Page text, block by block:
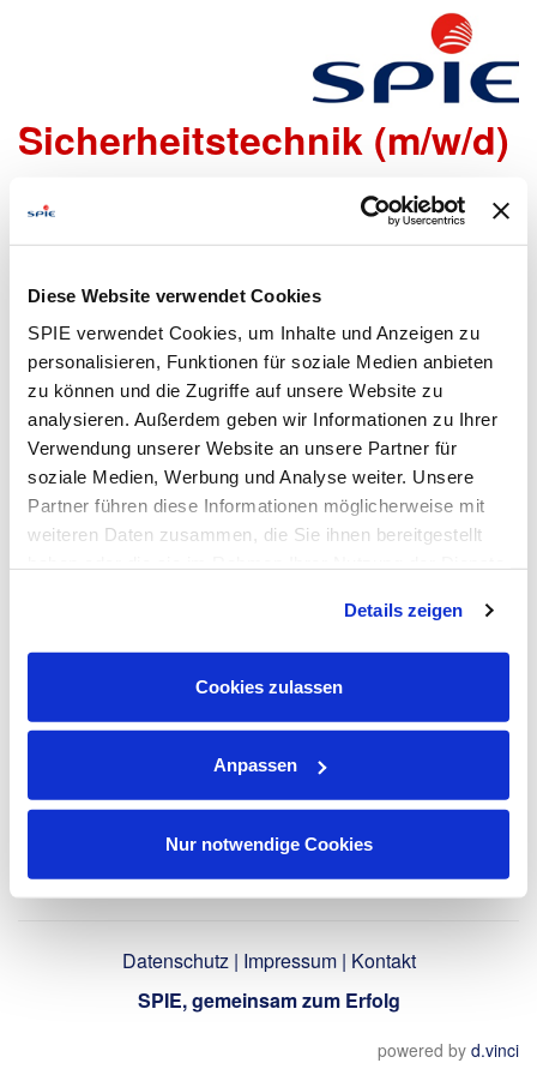
Diese Website verwendet Cookies
SPIE verwendet Cookies, um Inhalte und Anzeigen zu
personalisieren, Funktionen für soziale Medien anbieten
zu können und die Zugriffe auf unsere Website zu
analysieren. Außerdem geben wir Informationen zu Ihrer
Verwendung unserer Website an unsere Partner für
soziale Medien, Werbung und Analyse weiter. Unsere
Partner führen diese Informationen möglicherweise mit
weiteren Daten zusammen, die Sie ihnen bereitgestellt
Verarbeitung Ihrer Daten in den USA ein. Alle weiteren
Informationen zu Cookies finden Sie in unseren
Datenschutzhinweisen .
Details zeigen
Cookies zulassen
Anpassen
Nur notwendige Cookies
Elektroniker als Monteur
Sicherheitstechnik (m/w/d)
Wir freuen uns sehr, dass Du Dich bei uns bewerben
möchtest!
Um den Bewerbungsprozess für Dich so einfach wie
an, um Daten zu übermitteln:
Bewerbungsformular
ausfüllen
LinkedIn-Profil
Lebenslauf
hochladen
Datenschutz| Impressum| Kontakt
SPIE, gemeinsam zum Erfolg
powered by d.vinci